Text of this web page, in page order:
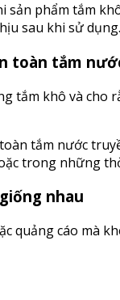
phẩm tắm
sau khi sử dụng.
toàn tắm
tắm khô và
tắm nước
trong những
nhau
quảng cáo mà